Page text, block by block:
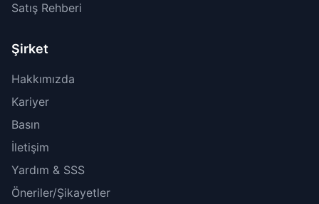
Satış Rehberi
Şirket
Hakkımızda
Kariyer
Basın
İletişim
Yardım & SSS
Öneriler/Şikayetler